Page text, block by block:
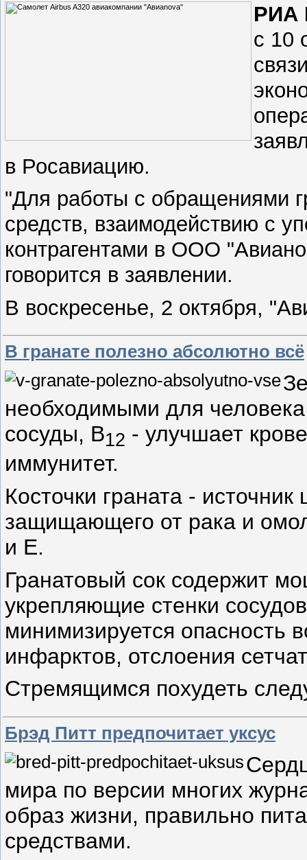
РИА
с 10
в Росавиацию.
"Для работы с обращениями
средств, взаимодействию с
контрагентами в ООО
говорится в заявлении.
В воскресенье, 2 октября,
В гранате полезно абсолютно всё
необходимыми для
сосуды, В12 - улучшает
иммунитет.
Косточки граната -
защищающего от рака и
и Е.
Гранатовый сок содержит
укрепляющие стенки
минимизируется опасность
инфарктов, отслоения
Стремящимся похудеть
Брэд Питт предпочитает уксус
мира по версии многих
образ жизни, правильно
средствами.